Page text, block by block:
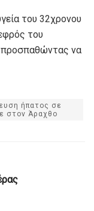
του 32χρονου
του
προσπαθώντας να
ήπατος σε
στον Άραχθο